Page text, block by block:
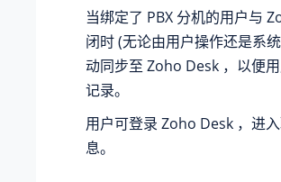
当绑定了 PBX 分机的用户与
闭时 (无论由用户操作还是系
动同步至 Zoho Desk ，以便
记录。
用户可登录 Zoho Desk ，进
息。